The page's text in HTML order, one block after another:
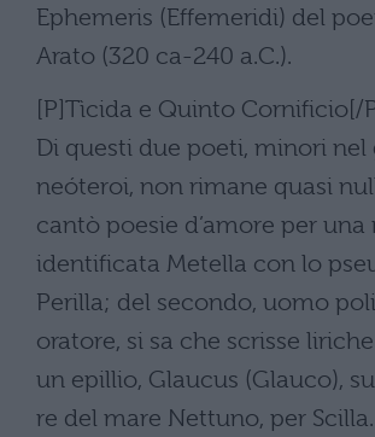
Ephemeris (Effemeridi) del
Arato (320 ca-240 a.C.).
[P]Tìcida e Quinto Cornificio[/
Di questi due poeti, minori
neóteroi, non rimane quasi
cantò poesie d’amore per
identificata Metella con lo
Perilla; del secondo, uomo
oratore, si sa che scrisse
un epillio, Glaucus (Glauco),
re del mare Nettuno, per Scilla.